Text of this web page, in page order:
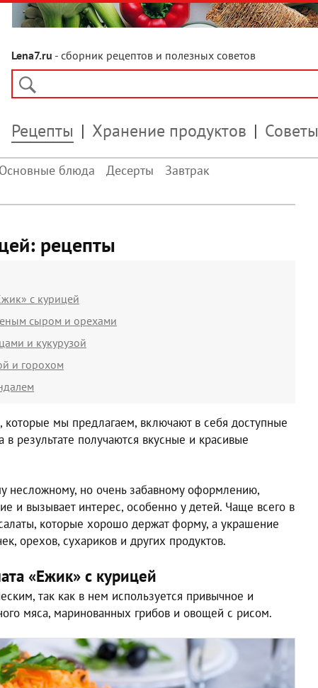
Lena7.ru - сборник рецептов и полезных советов
Рецепты Хранение продуктов Советы
Основные блюда Десерты
Завтрак
рецепты
с курицей
сыром и орехами
и кукурузой
и горохом
которые мы предлагаем, включают в себя доступные
в результате получаются вкусные и красивые
несложному, но очень забавному оформлению,
и вызывает интерес, особенно у детей. Чаще всего в
которые хорошо держат форму, а украшение
орехов, сухариков и других продуктов.
«Ежик» с курицей
так как в нем используется привычное и
мяса, маринованных грибов и овощей с рисом.